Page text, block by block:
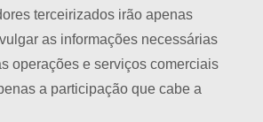
terceirizados irão apenas
as informações necessárias
operações e serviços comerciais
a participação que cabe a